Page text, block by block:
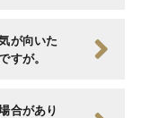
が向いた
すが。
合があり